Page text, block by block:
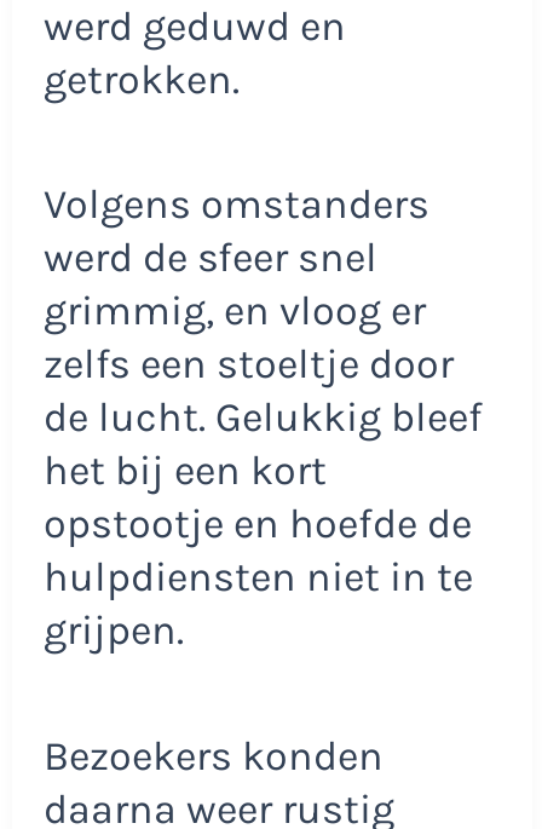
werd geduwd en
getrokken.
Volgens omstanders
werd de sfeer snel
grimmig, en vloog er
zelfs een stoeltje door
de lucht. Gelukkig bleef
het bij een kort
opstootje en hoefde de
hulpdiensten niet in te
grijpen.
Bezoekers konden
daarna weer rustig